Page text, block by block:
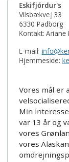
Eskifjórdur's
Vilsbækvej 33
6330 Padborg
Kontakt: Ariane
E-mail:
Hjemmeside:
Vores mål er
Min
var 13 år og
vores
vores